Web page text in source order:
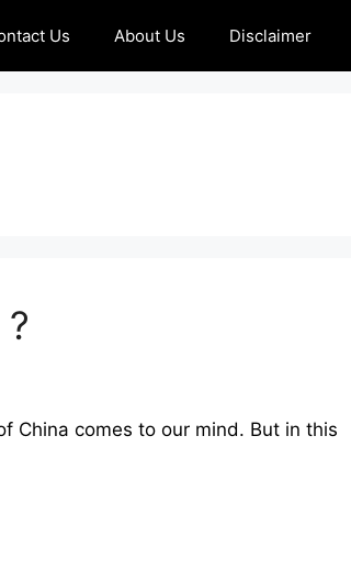
Us About Us Disclaimer
China comes to our mind. But in this